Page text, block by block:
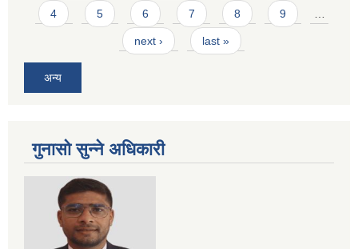
4 5 6 7 8 9
next › last »
अन्य
गुनासो सुन्ने अधिकारी